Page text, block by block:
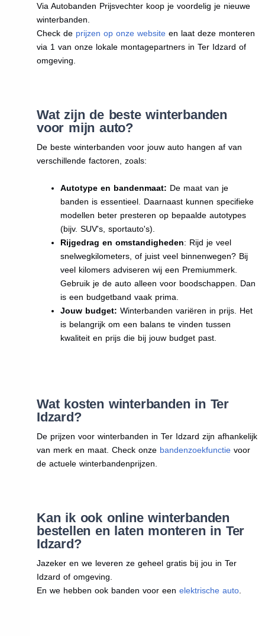
Via Autobanden Prijsvechter koop je voordelig je nieuwe
winterbanden.
Check de prijzen op onze websiteen laat deze monteren
via 1 van onze lokale montagepartners in Ter Idzard of
omgeving.
Wat zijn de beste winterbanden
voor mijn auto?
De beste winterbanden voor jouw auto hangen af van
verschillende factoren, zoals:
Autotype en bandenmaat: De maat van je
banden is essentieel. Daarnaast kunnen specifieke
modellen beter presteren op bepaalde autotypes
(bijv. SUV's, sportauto's).
Rijgedrag en omstandigheden: Rijd je veel
snelwegkilometers, of juist veel binnenwegen? Bij
veel kilomers adviseren wij een Premiummerk.
Gebruik je de auto alleen voor boodschappen. Dan
is een budgetband vaak prima.
Jouw budget: Winterbanden variëren in prijs. Het
is belangrijk om een balans te vinden tussen
kwaliteit en prijs die bij jouw budget past.
Wat kosten winterbanden in Ter
Idzard?
De prijzen voor winterbanden in Ter Idzard zijn afhankelijk
van merk en maat. Check onze bandenzoekfunctievoor
de actuele winterbandenprijzen.
Kan ik ook online winterbanden
bestellen en laten monteren in Ter
Idzard?
Jazeker en we leveren ze geheel gratis bij jou in Ter
Idzard of omgeving.
En we hebben ook banden voor een elektrische auto.